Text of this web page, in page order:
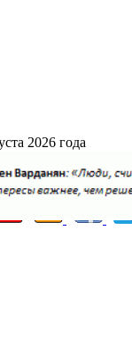
2026 года